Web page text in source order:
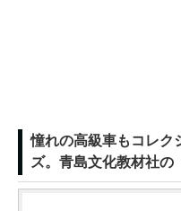
憧れの高級車もコレク
ズ。青島文化教材社の